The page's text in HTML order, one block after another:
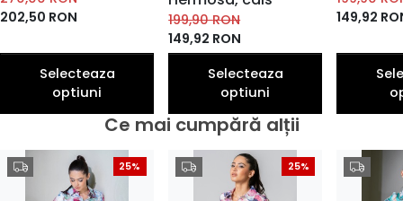
202,50 RON
Selecteaza
optiuni
199,90RON
149,92 RON
Selecteaza
optiuni
149,92
Ce mai cumpără alții
25% 25%